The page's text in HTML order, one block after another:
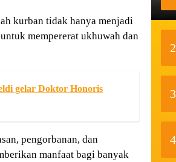
kurban tidak hanya menjadi
mempererat ukhuwah dan
gelar Doktor Honoris
pengorbanan, dan
manfaat bagi banyak
2
3
4